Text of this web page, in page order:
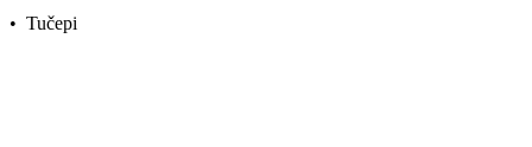
• Tučepi